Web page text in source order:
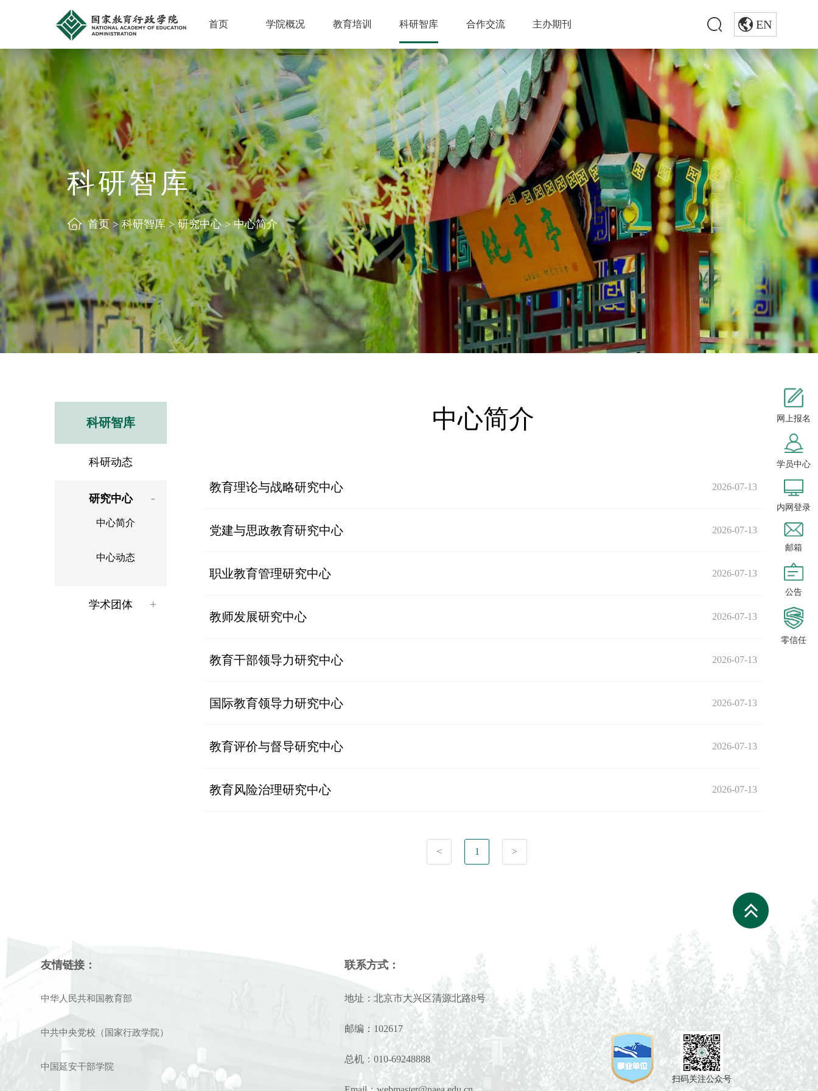
首页 学院概况 教育培训 科研智库 合作交流 主办期刊 EN
网上报名
学员中心
内网登录
邮箱
公告
零信任
首页>科研智库>研究中心>中心简介
科研智库
科研智库
科研动态
研究中心
中心简介
中心动态
学术团体
中心简介
教育理论与战略研究中心 2026-07-13
党建与思政教育研究中心 2026-07-13
职业教育管理研究中心 2026-07-13
教师发展研究中心 2026-07-13
教育干部领导力研究中心 2026-07-13
国际教育领导力研究中心 2026-07-13
教育评价与督导研究中心 2026-07-13
教育风险治理研究中心 2026-07-13
< 1 >
友情链接：
中华人民共和国教育部
中共中央党校（国家行政学院）
中国延安干部学院
联系方式：
地址：北京市大兴区清源北路8号
邮编：102617
总机：010-69248888
扫码关注公众号